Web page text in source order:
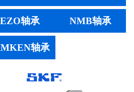
EZO轴承 NMB轴承
轴承